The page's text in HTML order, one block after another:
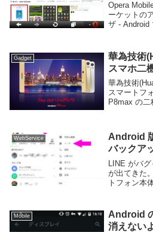
Opera
ーケットの
ザ - Android
端末向けの
Gadget
華為技術
スマホ二
華為技術
スマートフ
P8max の二
ジモデル、
WebService
Android
バックア
LINE がバ
が出てきた
トフォン本
ールしてし
を防ぐため
ックアップ
早...
Mobile
Android
消えない